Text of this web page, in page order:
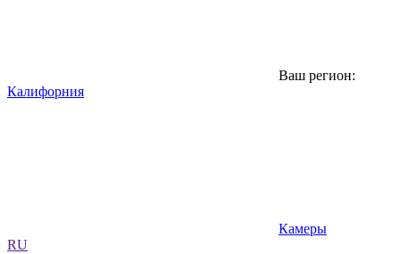
Ваш регион:
Калифорния
Камеры
RU